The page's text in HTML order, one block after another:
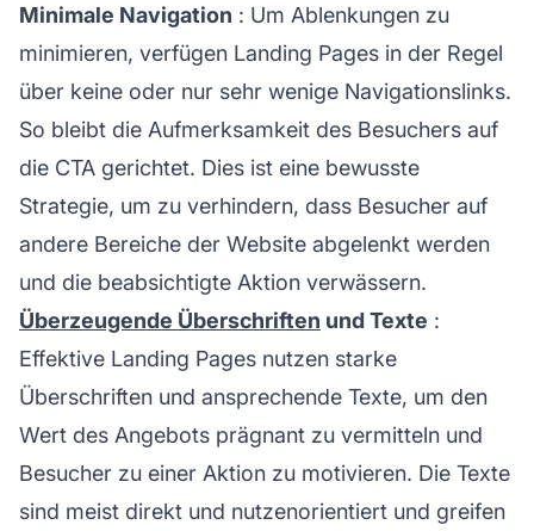
Minimale Navigation : Um Ablenkungen zu
minimieren, verfügen Landing Pages in der Regel
über keine oder nur sehr wenige Navigationslinks.
So bleibt die Aufmerksamkeit des Besuchers auf
die CTA gerichtet. Dies ist eine bewusste
Strategie, um zu verhindern, dass Besucher auf
andere Bereiche der Website abgelenkt werden
und die beabsichtigte Aktion verwässern.
Überzeugende Überschriften und Texte :
Effektive Landing Pages nutzen starke
Überschriften und ansprechende Texte, um den
Wert des Angebots prägnant zu vermitteln und
Besucher zu einer Aktion zu motivieren. Die Texte
sind meist direkt und nutzenorientiert und greifen